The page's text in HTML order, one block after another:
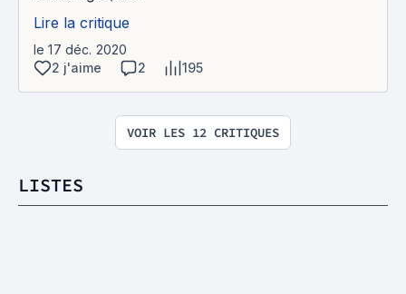
Lire la critique
le 17 déc. 2020
2 j'aime
2 195
VOIR LES 12 CRITIQUES
LISTES